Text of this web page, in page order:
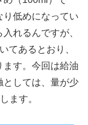
低めになってい
れるんですが、
てあるとおり、
ます。今回は給油
としては、量が少
ます。